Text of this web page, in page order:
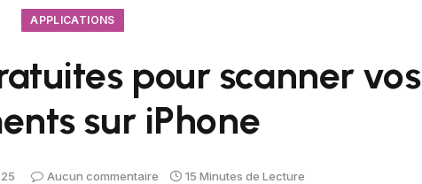
APPLICATIONS
pour scanner vos
sur iPhone
Aucun commentaire 15 Minutes de Lecture